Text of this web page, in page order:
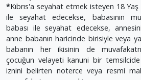
*Kıbrıs'a seyahat etmek isteyen 18
ile seyahat edecekse, babasının
babası ile seyahat edecekse,
anne babanın haricinde birisiyle veya
babanın her ikisinin de
çocuğun velayeti kanuni bir
iznini belirten noterce veya resmi